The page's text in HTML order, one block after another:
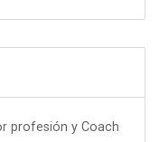
profesión y Coach